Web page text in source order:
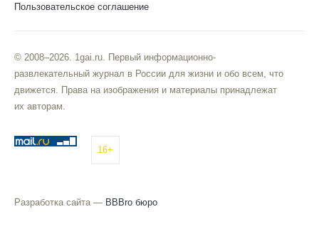
Пользовательское соглашение
© 2008–2026. 1gai.ru. Первый информационно-
развлекательный журнал в России для жизни и обо всем, что
движется. Права на изображения и материалы принадлежат
их авторам.
16+
Разработка сайта — BBBro бюро